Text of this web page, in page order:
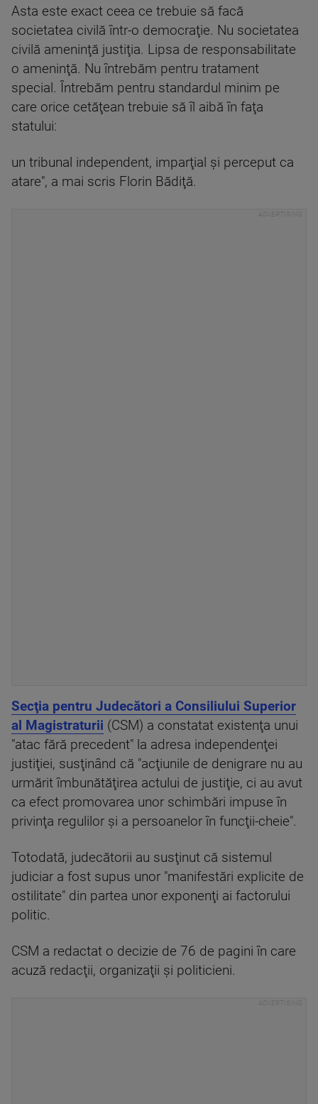
Asta este exact ceea ce trebuie să facă
societatea civilă într-o democraţie. Nu societatea
civilă ameninţă justiţia. Lipsa de responsabilitate
o ameninţă. Nu întrebăm pentru tratament
special. Întrebăm pentru standardul minim pe
care orice cetăţean trebuie să îl aibă în faţa
statului:
un tribunal independent, imparţial şi perceput ca
atare", a mai scris Florin Bădiţă.
Secţia pentru Judecători a Consiliului Superior
al Magistraturii (CSM) a constatat existenţa unui
"atac fără precedent" la adresa independenţei
justiţiei, susţinând că "acţiunile de denigrare nu au
urmărit îmbunătăţirea actului de justiţie, ci au avut
ca efect promovarea unor schimbări impuse în
privinţa regulilor şi a persoanelor în funcţii-cheie".
Totodată, judecătorii au susţinut că sistemul
judiciar a fost supus unor "manifestări explicite de
ostilitate" din partea unor exponenţi ai factorului
politic.
CSM a redactat o decizie de 76 de pagini în care
acuză redacţii, organizaţii şi politicieni.